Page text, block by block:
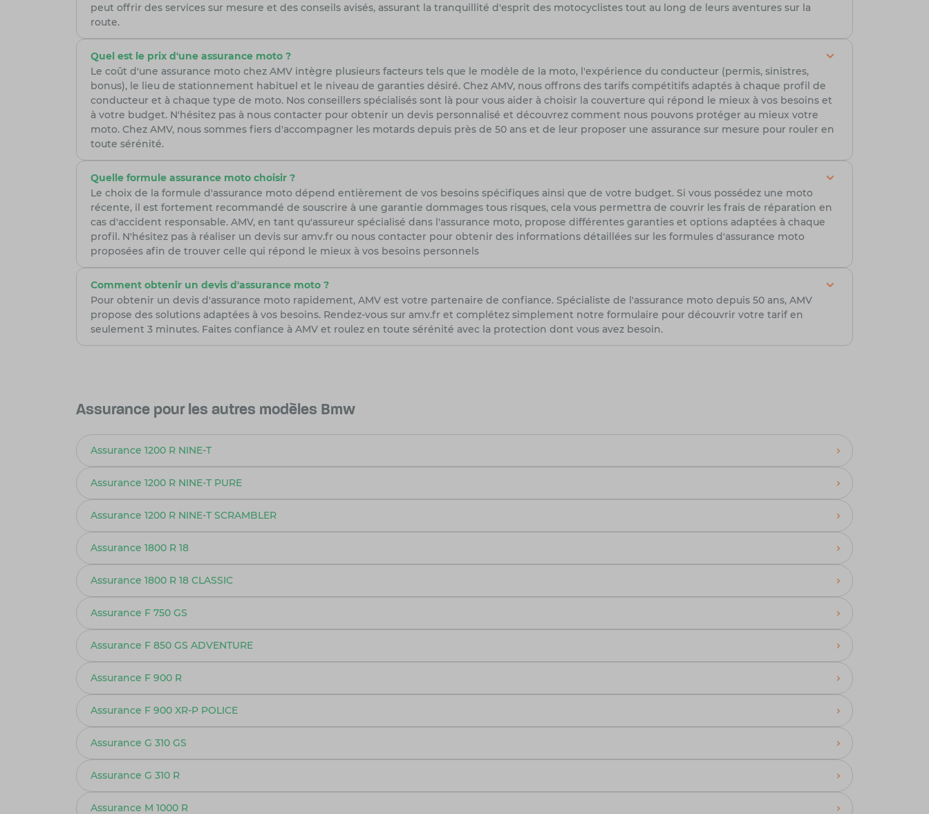
peut offrir des services sur mesure et des conseils avisés, assurant la tranquillité d'esprit des motocyclistes tout au long de leurs aventures sur la
route.
Quel est le prix d'une assurance moto ?
Le coût d'une assurance moto chez AMV intègre plusieurs facteurs tels que le modèle de la moto, l'expérience du conducteur (permis, sinistres,
bonus), le lieu de stationnement habituel et le niveau de garanties désiré. Chez AMV, nous offrons des tarifs compétitifs adaptés à chaque profil de
conducteur et à chaque type de moto. Nos conseillers spécialisés sont là pour vous aider à choisir la couverture qui répond le mieux à vos besoins et
à votre budget. N'hésitez pas à nous contacter pour obtenir un devis personnalisé et découvrez comment nous pouvons protéger au mieux votre
moto. Chez AMV, nous sommes fiers d'accompagner les motards depuis près de 50 ans et de leur proposer une assurance sur mesure pour rouler en
toute sérénité.
Quelle formule assurance moto choisir ?
Le choix de la formule d'assurance moto dépend entièrement de vos besoins spécifiques ainsi que de votre budget. Si vous possédez une moto
récente, il est fortement recommandé de souscrire à une garantie dommages tous risques, cela vous permettra de couvrir les frais de réparation en
cas d'accident responsable. AMV, en tant qu'assureur spécialisé dans l'assurance moto, propose différentes garanties et options adaptées à chaque
profil. N'hésitez pas à réaliser un devis sur amv.fr ou nous contacter pour obtenir des informations détaillées sur les formules d'assurance moto
proposées afin de trouver celle qui répond le mieux à vos besoins personnels
Comment obtenir un devis d'assurance moto ?
Pour obtenir un devis d'assurance moto rapidement, AMV est votre partenaire de confiance. Spécialiste de l'assurance moto depuis 50 ans, AMV
propose des solutions adaptées à vos besoins. Rendez-vous sur amv.fr et complétez simplement notre formulaire pour découvrir votre tarif en
seulement 3 minutes. Faites confiance à AMV et roulez en toute sérénité avec la protection dont vous avez besoin.
Assurance pour les autres modèles Bmw
Assurance 1200 R NINE-T
Assurance 1200 R NINE-T PURE
Assurance 1200 R NINE-T SCRAMBLER
Assurance 1800 R 18
Assurance 1800 R 18 CLASSIC
Assurance F 750 GS
Assurance F 850 GS ADVENTURE
Assurance F 900 R
Assurance F 900 XR-P POLICE
Assurance G 310 GS
Assurance G 310 R
Assurance M 1000 R